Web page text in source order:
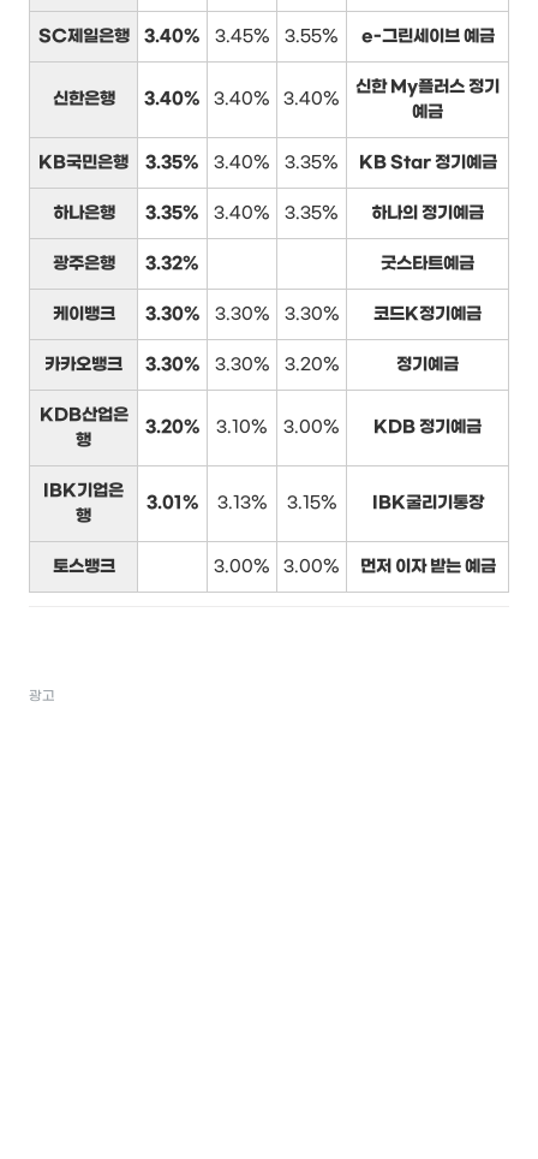
SC제일은행 3.40% 3.45% 3.55% e-그린세이브 예금
신한은행 3.40% 3.40% 3.40%
신한 My플러스 정기
예금
KB국민은행 3.35% 3.40% 3.35% KB Star 정기예금
하나은행 3.35% 3.40% 3.35% 하나의 정기예금
광주은행 3.32% 굿스타트예금
케이뱅크 3.30% 3.30% 3.30% 코드K정기예금
카카오뱅크 3.30% 3.30% 3.20% 정기예금
KDB산업은
행
3.20% 3.10% 3.00% KDB 정기예금
IBK기업은
행
3.01% 3.13% 3.15% IBK굴리기통장
토스뱅크 3.00% 3.00% 먼저 이자 받는 예금
광고